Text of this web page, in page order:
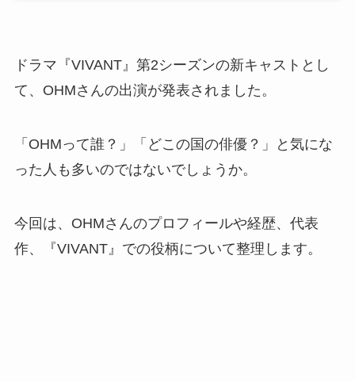
ドラマ『VIVANT』第2シーズンの新キャストとし
て、OHMさんの出演が発表されました。
「OHMって誰？」「どこの国の俳優？」と気にな
った人も多いのではないでしょうか。
今回は、OHMさんのプロフィールや経歴、代表
作、『VIVANT』での役柄について整理します。